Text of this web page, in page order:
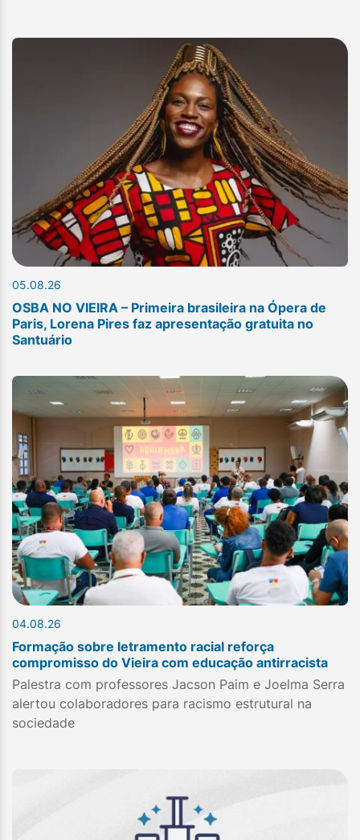
05.08.26
OSBA NO VIEIRA – Primeira brasileira na Ópera de
Paris, Lorena Pires faz apresentação gratuita no
Santuário
04.08.26
Formação sobre letramento racial reforça
compromisso do Vieira com educação antirracista
Palestra com professores Jacson Paim e Joelma Serra
alertou colaboradores para racismo estrutural na
sociedade